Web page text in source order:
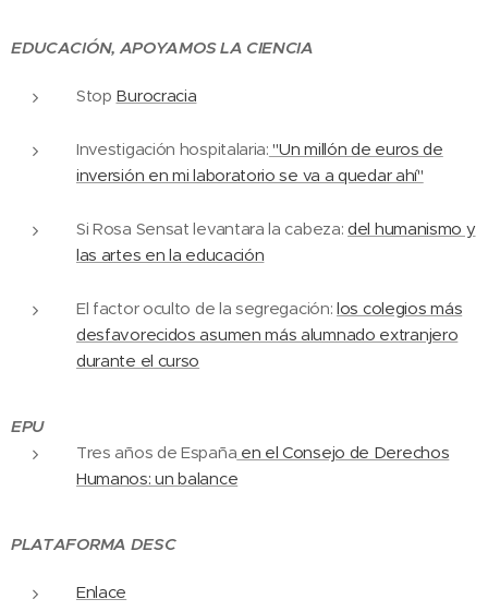
EDUCACIÓN, APOYAMOS LA CIENCIA
Stop Burocracia
Investigación hospitalaria: "Un millón de euros de
inversión en mi laboratorio se va a quedar ahí"
Si Rosa Sensat levantara la cabeza: del humanismo y
las artes en la educación
El factor oculto de la segregación:los colegios más
desfavorecidos asumen más alumnado extranjero
durante el curso
EPU
Tres años de España en el Consejo de Derechos
Humanos: un balance
PLATAFORMA DESC
Enlace